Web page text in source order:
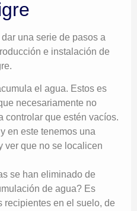
una serie de pasos a
e instalación de
el agua. Estos es
necesariamente no
controlar que estén vacíos.
en este tenemos una
ver que no se localicen
se han eliminado de
de agua? Es
recipientes en el suelo, de